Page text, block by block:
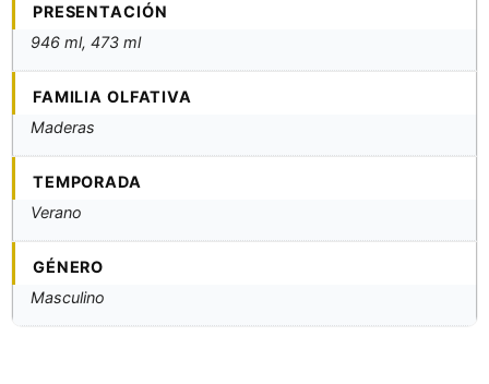
PRESENTACIÓN
946 ml, 473 ml
FAMILIA OLFATIVA
Maderas
TEMPORADA
Verano
GÉNERO
Masculino